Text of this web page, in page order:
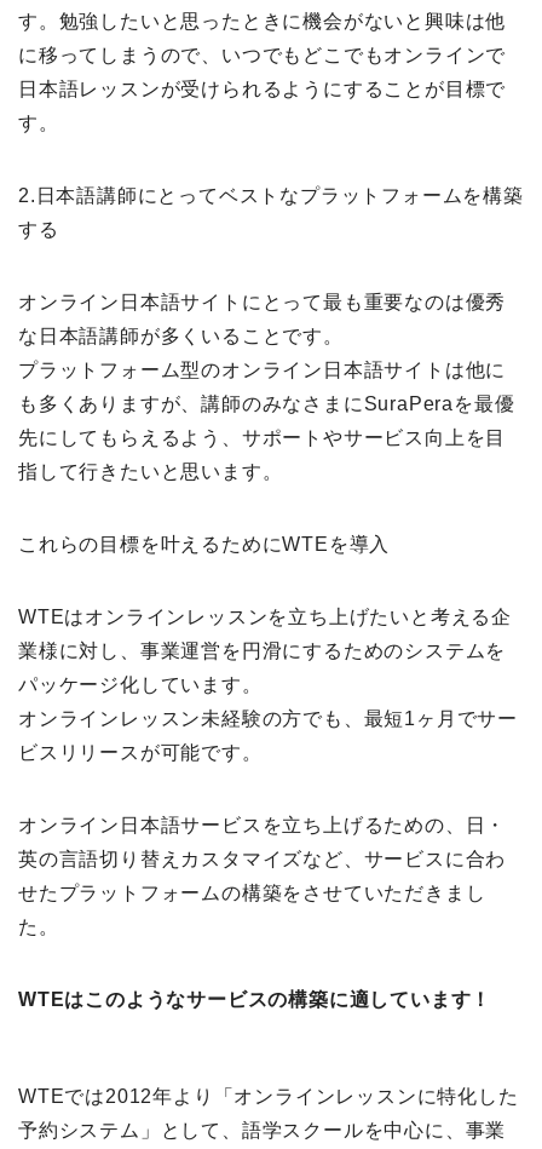
す。勉強したいと思ったときに機会がないと興味は他
に移ってしまうので、いつでもどこでもオンラインで
日本語レッスンが受けられるようにすることが目標で
す。
2.日本語講師にとってベストなプラットフォームを構築
する
オンライン日本語サイトにとって最も重要なのは優秀
な日本語講師が多くいることです。
プラットフォーム型のオンライン日本語サイトは他に
も多くありますが、講師のみなさまにSuraPeraを最優
先にしてもらえるよう、サポートやサービス向上を目
指して行きたいと思います。
これらの目標を叶えるためにWTEを導入
WTEはオンラインレッスンを立ち上げたいと考える企
業様に対し、事業運営を円滑にするためのシステムを
パッケージ化しています。
オンラインレッスン未経験の方でも、最短1ヶ月でサー
ビスリリースが可能です。
オンライン日本語サービスを立ち上げるための、日・
英の言語切り替えカスタマイズなど、サービスに合わ
せたプラットフォームの構築をさせていただきまし
た。
WTEはこのようなサービスの構築に適しています！
WTEでは2012年より「オンラインレッスンに特化した
予約システム」として、語学スクールを中心に、事業